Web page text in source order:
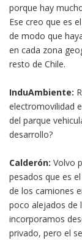
porque hay
Ese creo que es
de modo que
en cada zona
resto de Chile.
InduAmbiente:
electromovilidad
del parque
desarrollo?
Calderón: Volvo
pesados que es
de los camiones
poco alejados de
incorporamos
privado, pero el